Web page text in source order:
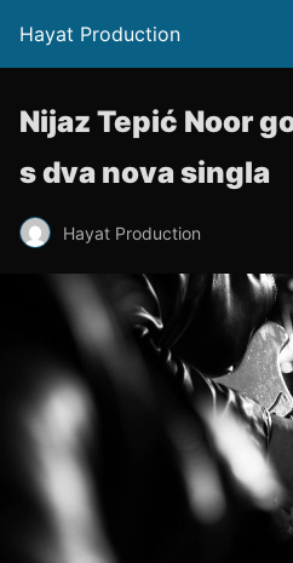
Hayat Production
Nijaz Tepić Noor
s dva nova singla
Hayat Production